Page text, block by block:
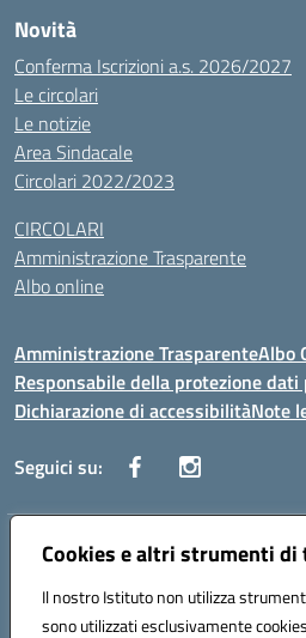
Cookies e altri strumenti di
Il nostro Istituto non utilizza
sono utilizzati esclusivamente
Novità
Conferma Iscrizioni a.s. 2026/2027
Le circolari
Le notizie
Area Sindacale
Circolari 2022/2023
CIRCOLARI
Amministrazione Trasparente
Albo online
Amministrazione TrasparenteAlbo
Responsabile della protezione dati
Dichiarazione di accessibilitàNote
Seguici su:
Indirizzo:Corso Vittorio Emanuele, 27
Posta elettronica certificata (PEC):